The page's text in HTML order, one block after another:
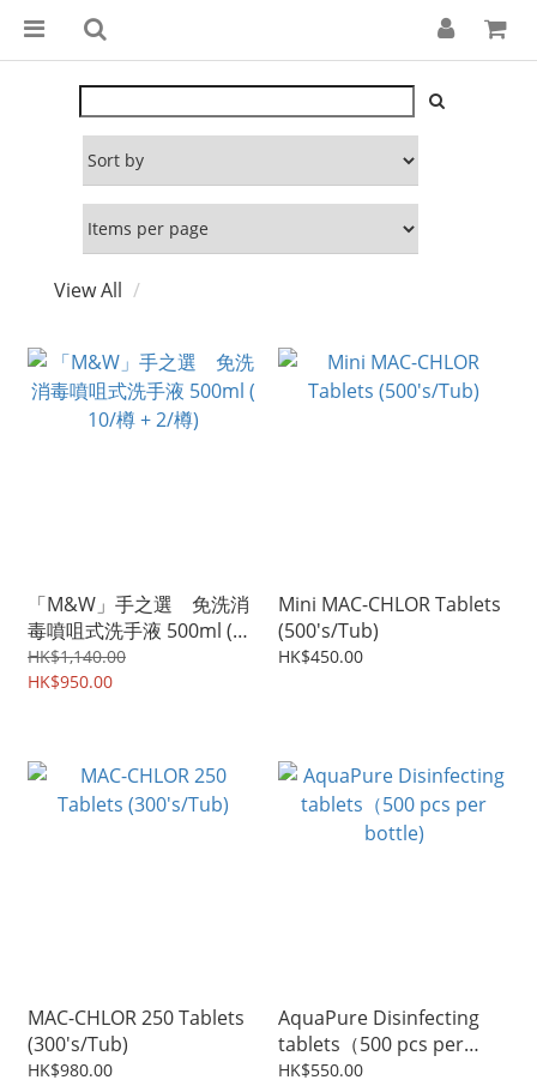
View All
「M&W」手之選 免洗消
毒噴咀式洗手液 500ml (
10/樽 + 2/樽)
HK$1,140.00
HK$950.00
Mini MAC-CHLOR Tablets
(500's/Tub)
HK$450.00
MAC-CHLOR 250 Tablets
(300's/Tub)
HK$980.00
AquaPure Disinfecting
tablets（500 pcs per
bottle)
HK$550.00